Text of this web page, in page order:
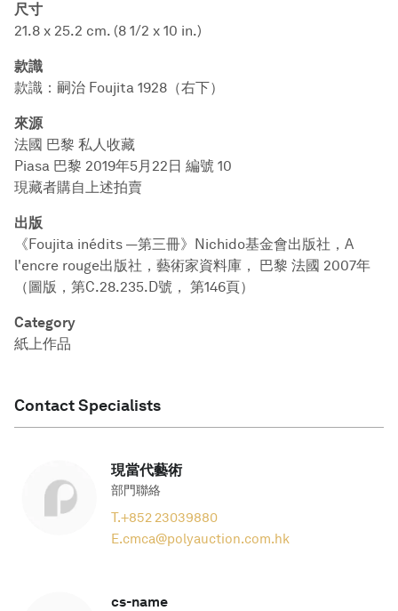
尺寸
21.8 x 25.2 cm. (8 1/2 x 10 in.)
款識
款識：嗣治 Foujita 1928（右下）
來源
法國 巴黎 私人收藏
Piasa 巴黎 2019年5月22日 編號 10
現藏者購自上述拍賣
出版
《Foujita inédits —第三冊》Nichido基金會出版社，A
l'encre rouge出版社，藝術家資料庫， 巴黎 法國 2007年
（圖版，第C.28.235.D號， 第146頁）
Category
紙上作品
Contact Specialists
現當代藝術
部門聯絡
T.+852 23039880
E.cmca@polyauction.com.hk
cs-name